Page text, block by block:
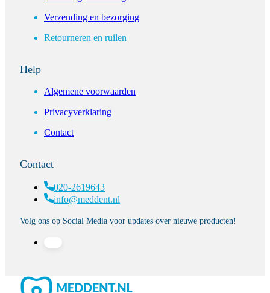
Verzending en bezorging
Retourneren en ruilen
Help
Algemene voorwaarden
Privacyverklaring
Contact
Contact
020-2619643
info@meddent.nl
Volg ons op Social Media voor updates over nieuwe producten!